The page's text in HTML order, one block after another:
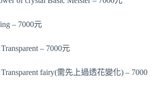
– 7000元
– 7000元
fairy(需先上過透花變化) – 7000